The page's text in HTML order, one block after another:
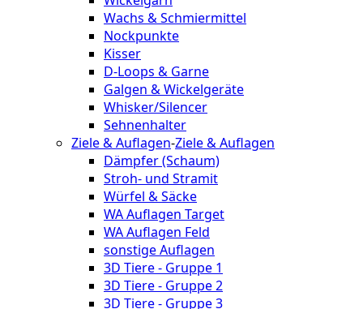
Wachs & Schmiermittel
Nockpunkte
Kisser
D-Loops & Garne
Galgen & Wickelgeräte
Whisker/Silencer
Sehnenhalter
Ziele & Auflagen-Ziele & Auflagen
Dämpfer (Schaum)
Stroh- und Stramit
Würfel & Säcke
WA Auflagen Target
WA Auflagen Feld
sonstige Auflagen
3D Tiere - Gruppe 1
3D Tiere - Gruppe 2
3D Tiere - Gruppe 3